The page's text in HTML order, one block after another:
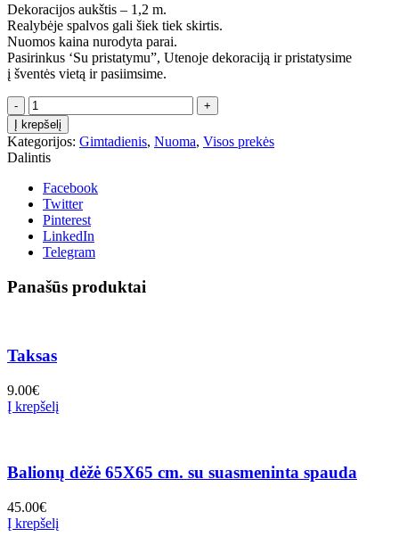
Dekoracijos aukštis – 1,2 m.
Realybėje spalvos gali šiek tiek skirtis.
Nuomos kaina nurodyta parai.
Pasirinkus ‘Su pristatymu”, Utenoje dekoraciją ir pristatysime
į šventės vietą ir pasiimsime.
produkto
kiekis:
Dekoracija
KEKSIUKAS
Į krepšelį
Kategorijos: Gimtadienis, Nuoma, Visos prekės
Dalintis
Facebook
Twitter
Pinterest
LinkedIn
Telegram
Panašūs produktai
Taksas
9.00€
Į krepšelį
Balionų dėžė 65X65 cm. su suasmeninta spauda
45.00€
Į krepšelį